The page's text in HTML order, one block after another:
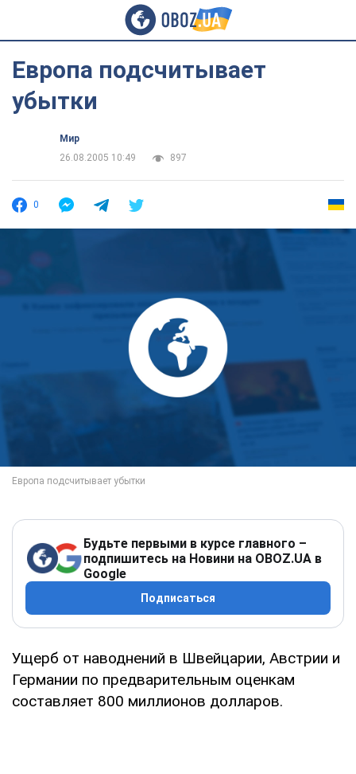
Европа подсчитывает
убытки
Мир
26.08.2005 10:49
897
0
Будьте первыми в курсе главного –
подпишитесь на Новини на OBOZ.UA в
Google
Подписаться
Ущерб от наводнений в Швейцарии, Австрии и
Германии по предварительным оценкам
составляет 800 миллионов долларов.